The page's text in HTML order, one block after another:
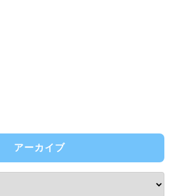
アーカイブ